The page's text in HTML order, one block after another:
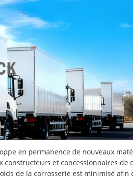
en permanence de nouveaux
et concessionnaires de
de la carrosserie est minimisé afin